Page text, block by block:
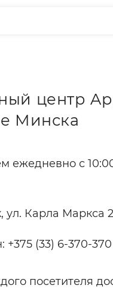
центр
Минска
ежедневно с
ул. Карла Маркса
+375 (33) 6-370-370
посетителя